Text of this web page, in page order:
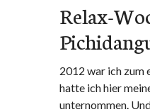
Relax-
2012 war ich zum
hatte ich hier
unternommen.